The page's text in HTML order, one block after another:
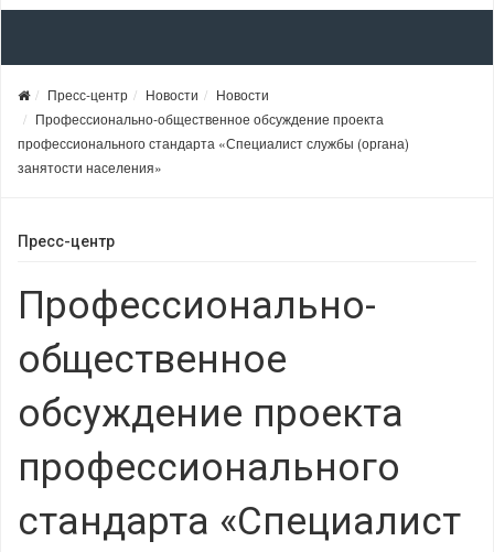
Пресс-центр Новости
Новости
Профессионально-общественное обсуждение проекта
профессионального стандарта «Специалист службы (органа)
занятости населения»
Пресс-центр
Профессионально-
общественное
обсуждение проекта
профессионального
стандарта «Специалист